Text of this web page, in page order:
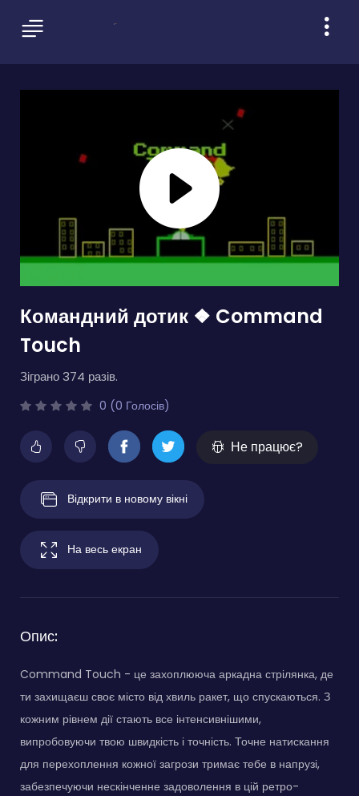
Командний дотик ❖ Command
Touch
Зіграно 374 разів.
0 (0 Голосів)
Не працює?
Відкрити в новому вікні
На весь екран
Опис:
Command Touch - це захоплююча аркадна стрілянка, де
ти захищаєш своє місто від хвиль ракет, що спускаються. З
кожним рівнем дії стають все інтенсивнішими,
випробовуючи твою швидкість і точність. Точне натискання
для перехоплення кожної загрози тримає тебе в напрузі,
забезпечуючи нескінченне задоволення в цій ретро-